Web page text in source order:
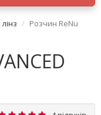
Розчин ReNu